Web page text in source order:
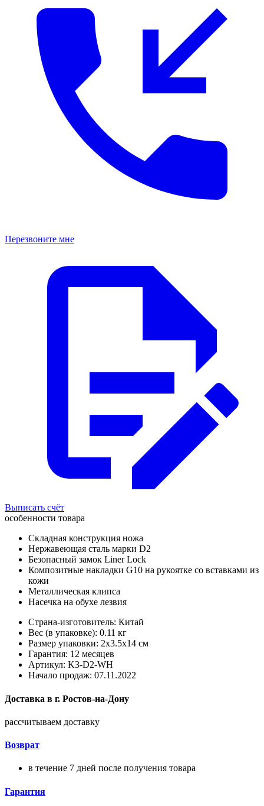
Перезвоните мне
Выписать счёт
особенности товара
Складная конструкция ножа
Нержавеющая сталь марки D2
Безопасный замок Liner Lock
Композитные накладки G10 на рукоятке cо вставками из
кожи
Металлическая клипса
Насечка на обухе лезвия
Страна-изготовитель: Китай
Вес (в упаковке): 0.11 кг
Размер упаковки: 2x3.5x14 см
Гарантия: 12 месяцев
Артикул: K3-D2-WH
Начало продаж: 07.11.2022
Доставка в г. Ростов-на-Дону
рассчитываем доставку
Возврат
в течение 7 дней после получения товара
Гарантия